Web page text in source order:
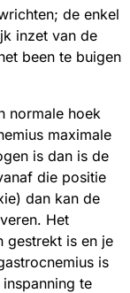
de enkel
inzet van de
been te buigen
normale hoek
maximale
is dan is de
die positie
dan kan de
Het
gestrekt is en je
is
te